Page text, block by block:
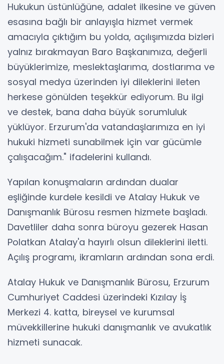
Hukukun üstünlüğüne, adalet ilkesine ve güven
esasına bağlı bir anlayışla hizmet vermek
amacıyla çıktığım bu yolda, açılışımızda bizleri
yalnız bırakmayan Baro Başkanımıza, değerli
büyüklerimize, meslektaşlarıma, dostlarıma ve
sosyal medya üzerinden iyi dileklerini ileten
herkese gönülden teşekkür ediyorum. Bu ilgi
ve destek, bana daha büyük sorumluluk
yüklüyor. Erzurum'da vatandaşlarımıza en iyi
hukuki hizmeti sunabilmek için var gücümle
çalışacağım." ifadelerini kullandı.
Yapılan konuşmaların ardından dualar
eşliğinde kurdele kesildi ve Atalay Hukuk ve
Danışmanlık Bürosu resmen hizmete başladı.
Davetliler daha sonra büroyu gezerek Hasan
Polatkan Atalay'a hayırlı olsun dileklerini iletti.
Açılış programı, ikramların ardından sona erdi.
Atalay Hukuk ve Danışmanlık Bürosu, Erzurum
Cumhuriyet Caddesi üzerindeki Kızılay İş
Merkezi 4. katta, bireysel ve kurumsal
müvekkillerine hukuki danışmanlık ve avukatlık
hizmeti sunacak.